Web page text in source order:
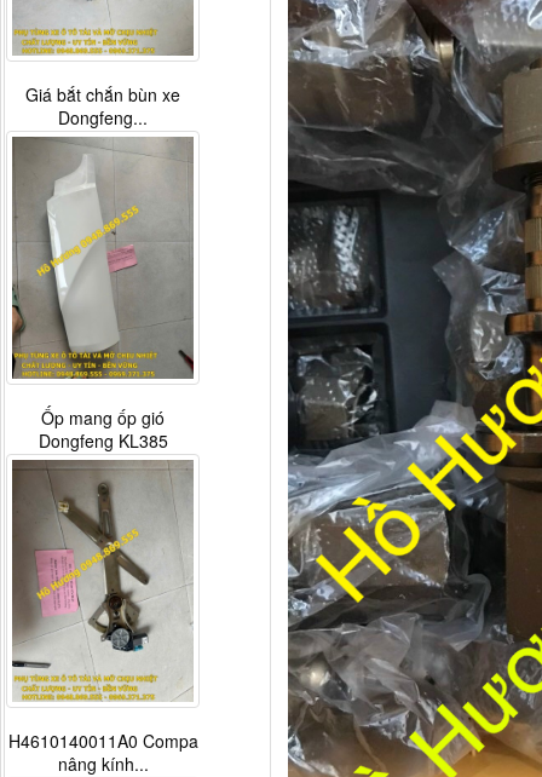
Giá bắt chắn bùn xe
Dongfeng...
Ốp mang ốp gió
Dongfeng KL385
H4610140011A0 Compa
nâng kính...